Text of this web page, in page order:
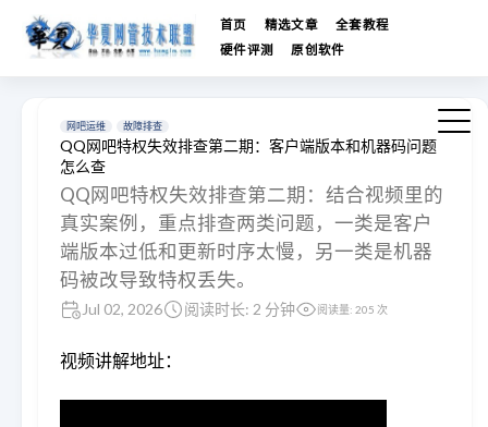
首页 精选文章
全套教程
硬件评测
原创软件
网吧运维 故障排查
QQ网吧特权失效排查第二期：客户端版本和机器码问题
怎么查
QQ网吧特权失效排查第二期：结合视频里的
真实案例，重点排查两类问题，一类是客户
端版本过低和更新时序太慢，另一类是机器
码被改导致特权丢失。
Jul 02, 2026 阅读时长: 2 分钟 阅读量: 205 次
视频讲解地址：